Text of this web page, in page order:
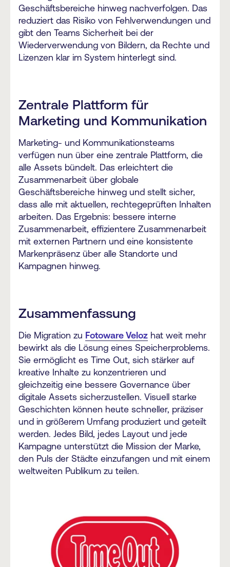
Geschäftsbereiche hinweg nachverfolgen. Das
reduziert das Risiko von Fehlverwendungen und
gibt den Teams Sicherheit bei der
Wiederverwendung von Bildern, da Rechte und
Lizenzen klar im System hinterlegt sind.
Zentrale Plattform für
Marketing und Kommunikation
Marketing- und Kommunikationsteams
verfügen nun über eine zentrale Plattform, die
alle Assets bündelt. Das erleichtert die
Zusammenarbeit über globale
Geschäftsbereiche hinweg und stellt sicher,
dass alle mit aktuellen, rechtegeprüften Inhalten
arbeiten. Das Ergebnis: bessere interne
Zusammenarbeit, effizientere Zusammenarbeit
mit externen Partnern und eine konsistente
Markenpräsenz über alle Standorte und
Kampagnen hinweg.
Zusammenfassung
Die Migration zu Fotoware Veloz hat weit mehr
bewirkt als die Lösung eines Speicherproblems.
Sie ermöglicht es Time Out, sich stärker auf
kreative Inhalte zu konzentrieren und
gleichzeitig eine bessere Governance über
digitale Assets sicherzustellen. Visuell starke
Geschichten können heute schneller, präziser
und in größerem Umfang produziert und geteilt
werden. Jedes Bild, jedes Layout und jede
Kampagne unterstützt die Mission der Marke,
den Puls der Städte einzufangen und mit einem
weltweiten Publikum zu teilen.